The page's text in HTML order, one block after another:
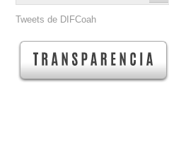
Tweets de DIFCoah